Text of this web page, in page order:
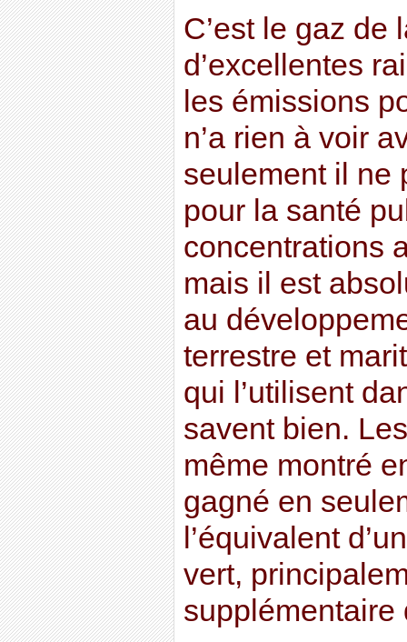
C’est le gaz de
d’excellentes
les émissions
n’a rien à voir
seulement il ne
pour la santé
concentrations
mais il est
au
terrestre et
qui l’utilisent
savent bien.
même montré
gagné en
l’équivalent
vert,
supplémentaire